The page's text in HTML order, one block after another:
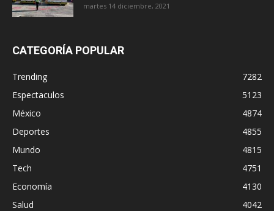
martes 14 diciembre, 2021
CATEGORÍA POPULAR
Trending
7282
Espectaculos
5123
México
4874
Deportes
4855
Mundo
4815
Tech
4751
Economía
4130
Salud
4042